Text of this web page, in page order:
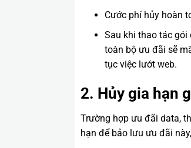
Cước phí hủy hoàn
Sau khi thao tác
toàn bộ ưu đãi sẽ
tục việc lướt web.
2. Hủy gia hạn
Trường hợp ưu đãi data,
hạn để bảo lưu ưu đãi